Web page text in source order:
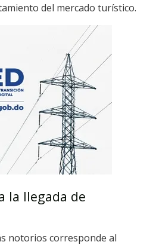
del mercado turístico.
la llegada de
notorios corresponde al